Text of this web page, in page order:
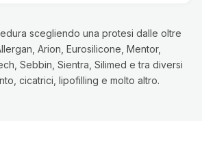
scegliendo una protesi dalle oltre
Arion, Eurosilicone, Mentor,
Sebbin, Sientra, Silimed e tra diversi
cicatrici, lipofilling e molto altro.